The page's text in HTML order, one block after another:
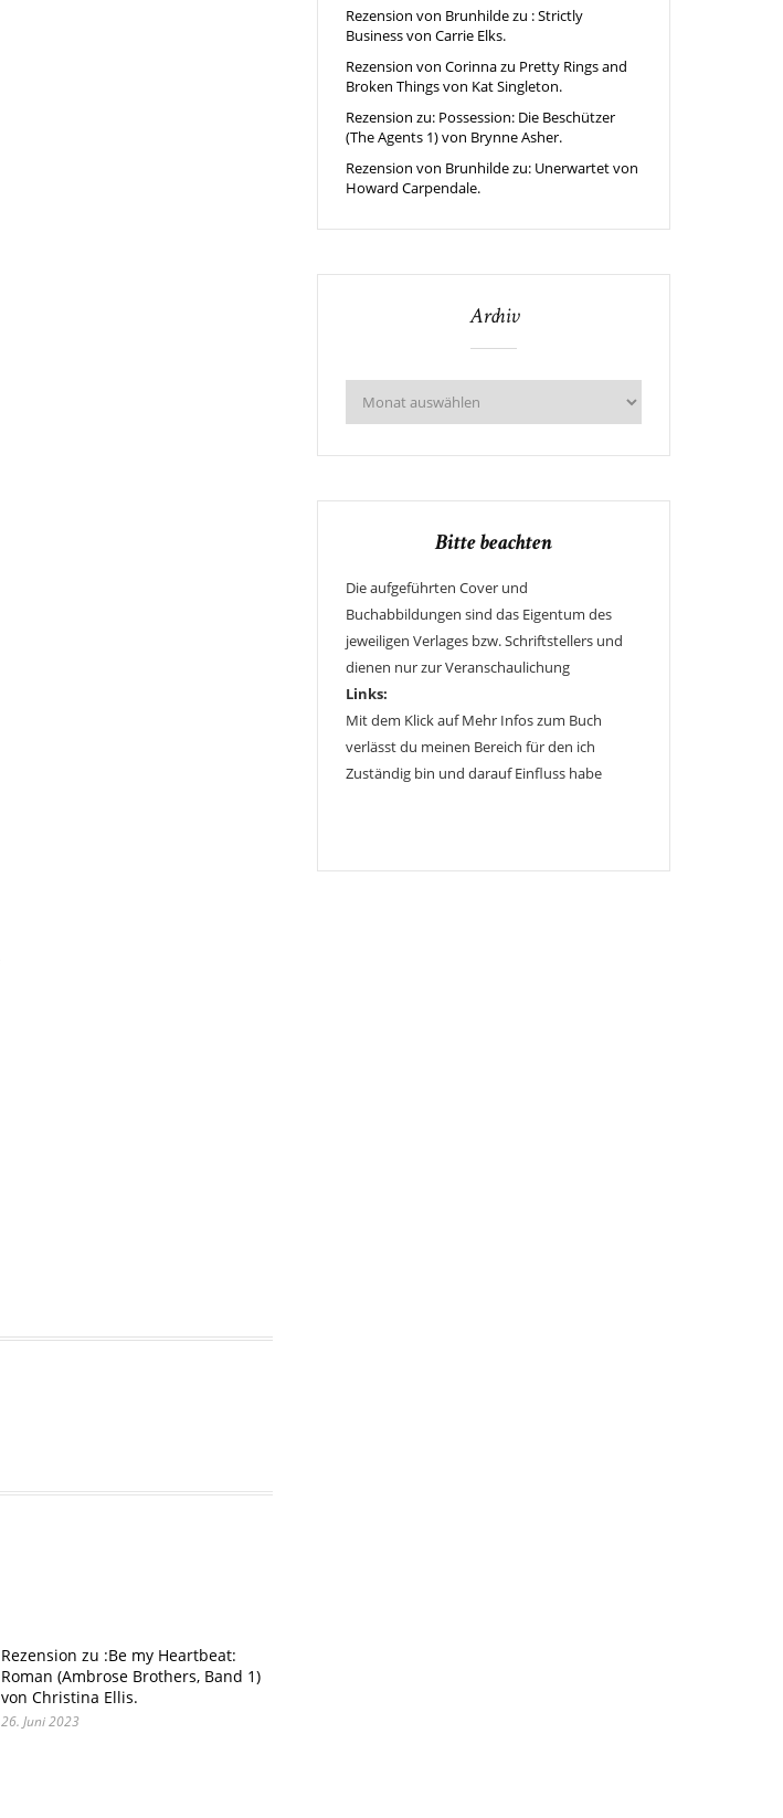
Rezension zu :Be my Heartbeat:
Roman (Ambrose Brothers, Band 1)
von Christina Ellis.
26. Juni 2023
Rezension von Brunhilde zu : Strictly
Business von Carrie Elks.
Rezension von Corinna zu Pretty Rings and
Broken Things von Kat Singleton.
Rezension zu: Possession: Die Beschützer
(The Agents 1) von Brynne Asher.
Rezension von Brunhilde zu: Unerwartet von
Howard Carpendale.
Archiv
Bitte beachten
Die aufgeführten Cover und
Buchabbildungen sind das Eigentum des
jeweiligen Verlages bzw. Schriftstellers und
dienen nur zur Veranschaulichung
Links:
Mit dem Klick auf Mehr Infos zum Buch
verlässt du meinen Bereich für den ich
Zuständig bin und darauf Einfluss habe